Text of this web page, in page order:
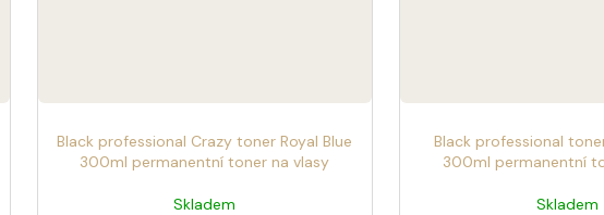
Black professional Crazy toner Royal Blue
300ml permanentní toner na vlasy
Skladem
Black professional
300ml permanentní
Skladem